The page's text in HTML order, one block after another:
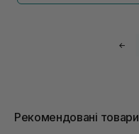
←
Рекомендовані товари